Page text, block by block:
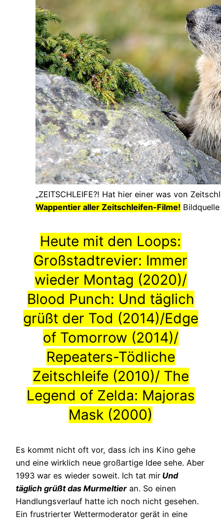
„ZEITSCHLEIFE?! Hat hier einer was von
Wappentier aller Zeitschleifen-Filme!
Heute mit den Loops:
Großstadtrevier: Immer
wieder Montag (2020)/
Blood Punch: Und täglich
grüßt der Tod (2014)/Edge
of Tomorrow (2014)/
Repeaters-Tödliche
Zeitschleife (2010)/ The
Legend of Zelda: Majoras
Mask (2000)
Es kommt nicht oft vor, dass ich ins Kino gehe
und eine wirklich neue großartige Idee sehe. Aber
1993 war es wieder soweit. Ich tat mir Und
täglich grüßt das Murmeltier an. So einen
Handlungsverlauf hatte ich noch nicht gesehen.
Ein frustrierter Wettermoderator gerät in eine